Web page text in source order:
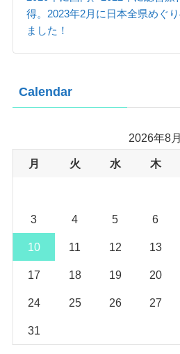
得。2023年2月に日本全県めぐ
ました！
Calendar
2026年8月
月 火 水 木
3 4 5 6
10 11 12 13
17 18 19 20
24 25 26 27
31